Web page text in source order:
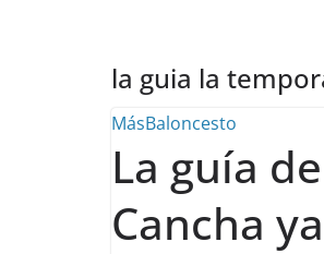
la guia la
MásBaloncesto
La guía
Cancha